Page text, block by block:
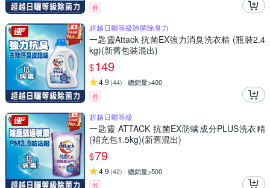
券
超越日曬等級除菌除臭力
一匙靈Attack 抗菌EX強力消臭洗衣精 (瓶裝2.4
kg)(新舊包裝混出)
$149
4.9 (44) 總銷量>400
券
超越日曬等級
一匙靈 ATTACK 抗菌EX防螨成分PLUS洗衣精
(補充包1.5kg)(新舊混出)
$79
4.9 (42) 總銷量>500
券